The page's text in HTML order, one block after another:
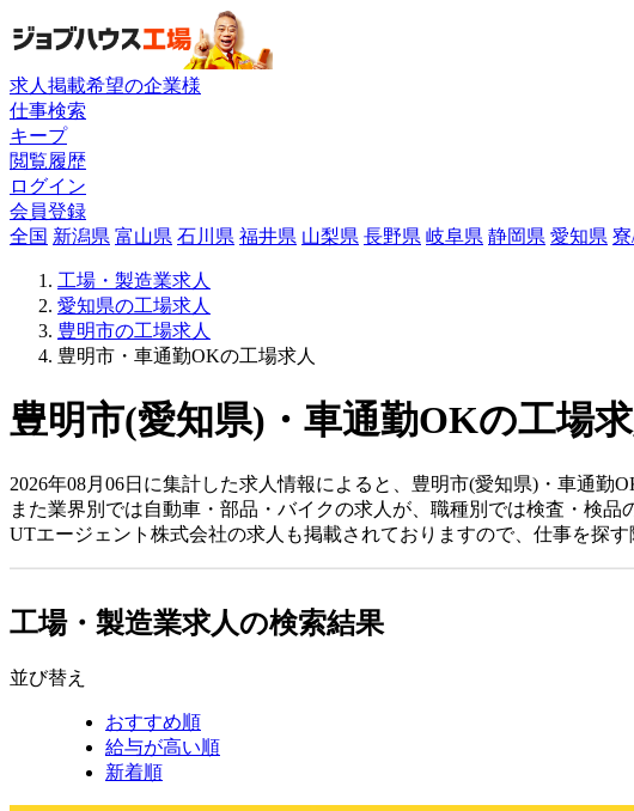
求人掲載希望の企業様
仕事検索
キープ
閲覧履歴
ログイン
会員登録
全国 新潟県 富山県 石川県 福井県 山梨県 長野県 岐阜県 静岡県 愛知県 寮
工場・製造業求人
愛知県の工場求人
豊明市の工場求人
豊明市・車通勤OKの工場求人
豊明市(愛知県)・車通勤OKの工場
2026年08月06日に集計した求人情報によると、豊明市(愛知県)・車通勤
また業界別では自動車・部品・バイクの求人が、職種別では検査・検品
UTエージェント株式会社の求人も掲載されておりますので、仕事を探す
工場・製造業求人の検索結果
並び替え
おすすめ順
給与が高い順
新着順